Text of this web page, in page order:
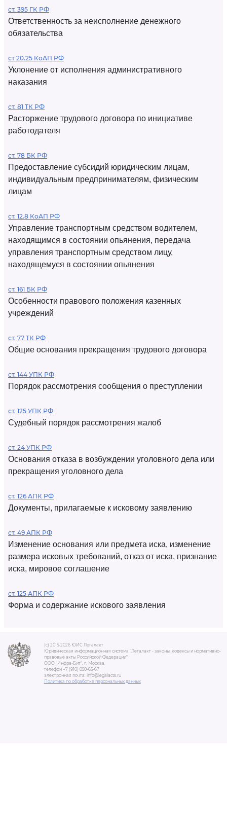
ст. 395 ГК РФ
Ответственность за неисполнение денежного
обязательства
ст 20.25 КоАП РФ
Уклонение от исполнения административного
наказания
ст. 81 ТК РФ
Расторжение трудового договора по инициативе
работодателя
ст. 78 БК РФ
Предоставление субсидий юридическим лицам,
индивидуальным предпринимателям, физическим
лицам
ст. 12.8 КоАП РФ
Управление транспортным средством водителем,
находящимся в состоянии опьянения, передача
управления транспортным средством лицу,
находящемуся в состоянии опьянения
ст. 161 БК РФ
Особенности правового положения казенных
учреждений
ст. 77 ТК РФ
Общие основания прекращения трудового договора
ст. 144 УПК РФ
Порядок рассмотрения сообщения о преступлении
ст. 125 УПК РФ
Судебный порядок рассмотрения жалоб
ст. 24 УПК РФ
Основания отказа в возбуждении уголовного дела или
прекращения уголовного дела
ст. 126 АПК РФ
Документы, прилагаемые к исковому заявлению
ст. 49 АПК РФ
Изменение основания или предмета иска, изменение
размера исковых требований, отказ от иска, признание
иска, мировое соглашение
ст. 125 АПК РФ
Форма и содержание искового заявления
(c) 2015-2026 ЮИС Легалакт
Юридическая информационная система "Легалакт - законы, кодексы и нормативно-
правовые акты Российской Федерации"
ООО "Инфра-Бит", г. Москва.
телефон +7 (910) 050-65-67
электронная почта: info@legalacts.ru
Политика по обработке персональных данных